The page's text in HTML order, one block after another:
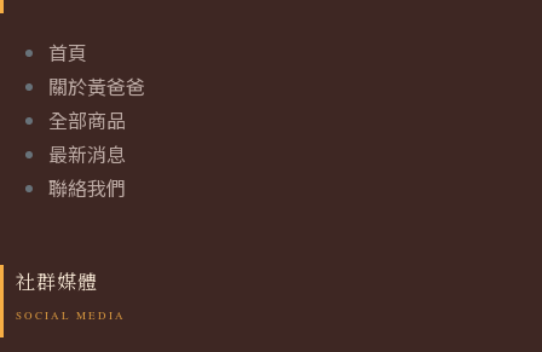
首頁
關於黃爸爸
全部商品
最新消息
聯絡我們
社群媒體